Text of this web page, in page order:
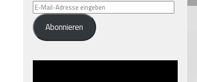
E-
Mail-
Adresse
eingeben
Abonnieren